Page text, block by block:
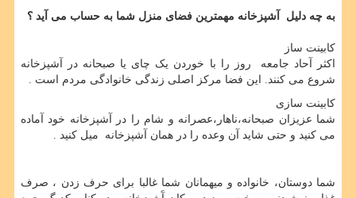
به چه دلیل آشپزخانه مهمترین فضای منزل شما به حساب می آید ؟
کابینت ساز
اکثر آحاد جامعه روز را با خوردن یک چای یا صبحانه در آشپزخانه
شروع می کنند. این فضا مرکز اصلی زندگی خانوادگی مردم است .
کابینت سازی
شما عزیزان صبحانه،ناهار،عصرانه و شام را در آشپزخانه خود آماده
می کنید و حتی شاید آن وعده را در همان آشپزخانه میل کنید .
شما دوستان، خانواده و میهمانان شما غالبا برای حرف زدن ، صرف